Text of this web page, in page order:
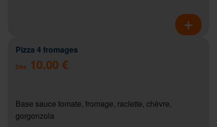
Pizza 4 fromages
Dès 10.00 €
Base sauce tomate, fromage, raclette, chèvre,
gorgonzola